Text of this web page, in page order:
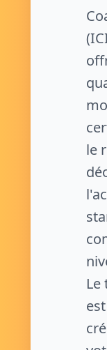
le
Le